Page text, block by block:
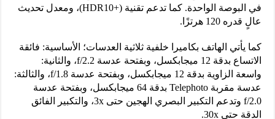
في البوصة الواحدة. كما تدعم تقنية (+HDR10)، ومعدل تحديث
عالٍ قدره 120 هرتزًا.
كما يأتي الهاتف بكاميرا خلفية ثلاثية العدسات؛ الأساسية: فائقة
الاتساع بدقة 12 ميجابكسل، وبفتحة عدسة f/2.2، والثانية:
واسعة الزاوية بدقة 12 ميجابكسل، وبفتحة عدسة f/1.8، والثالثة:
عدسة مقربة Telephoto بدقة 64 ميجابكسل، وبفتحة عدسة
f/2.0 وتدعم التكبير البصري الهجين حتى 3x، والتكبير الفائق
الدقة حتى 30x.